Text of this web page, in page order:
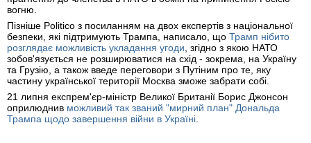
вогню.
Пізніше Politico з посиланням на двох експертів з національної
безпеки, які підтримують Трампа, написало, що Трамп нібито
розглядає можливість укладання угоди , згідно з якою НАТО
зобов'язується не розширюватися на схід - зокрема, на Україну
та Грузію, а також введе переговори з Путіним про те, яку
частину української території Москва зможе забрати собі.
21 липня експрем'єр-міністр Великої Британії Борис Джонсон
оприлюднив можливий так званий "мирний план" Дональда
Трампа щодо завершення війни в Україні